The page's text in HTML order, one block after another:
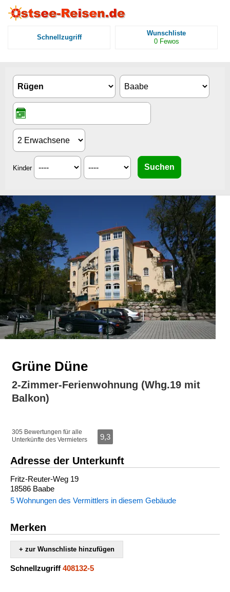
Schnellzugriff
Wunschliste
0 Fewos
Kinder
Grüne Düne
2-Zimmer-Ferienwohnung (Whg.19 mit
Balkon)
305 Bewertungen für alle
Unterkünfte des Vermieters
9,3
Adresse der Unterkunft
Fritz-Reuter-Weg 19
18586 Baabe
5 Wohnungen des Vermittlers in diesem Gebäude
Merken
+ zur Wunschliste hinzufügen
Schnellzugriff 408132-5